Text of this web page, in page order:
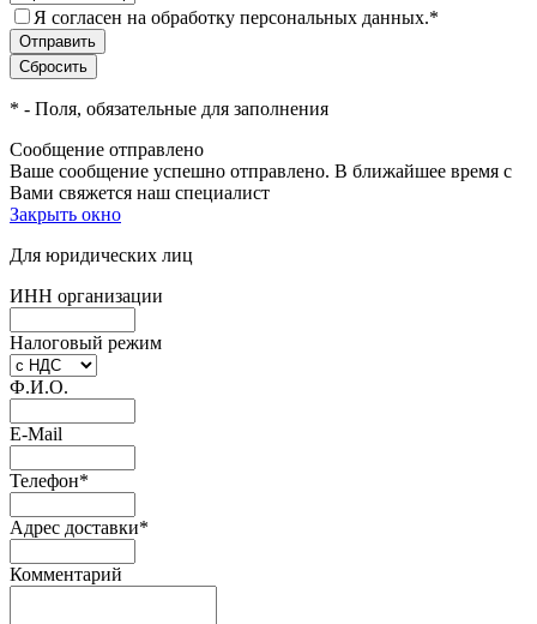
Я согласен на обработку персональных данных.*
* - Поля, обязательные для заполнения
Сообщение отправлено
Ваше сообщение успешно отправлено. В ближайшее время с
Вами свяжется наш специалист
Закрыть окно
Для юридических лиц
ИНН организации
Налоговый режим
Ф.И.О.
E-Mail
Телефон*
Адрес доставки*
Комментарий